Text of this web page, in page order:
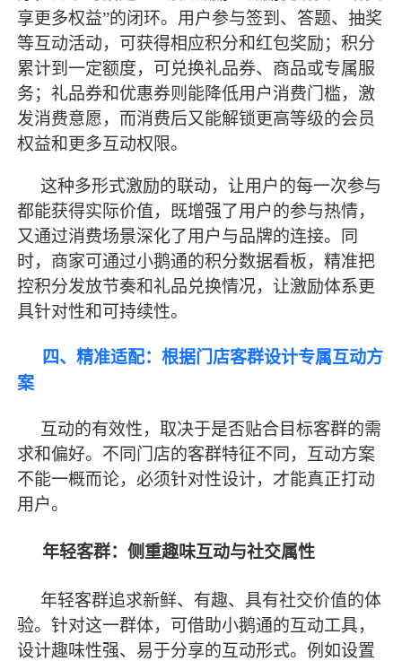
享更多权益”的闭环。用户参与签到、答题、抽奖
等互动活动，可获得相应积分和红包奖励；积分
累计到一定额度，可兑换礼品券、商品或专属服
务；礼品券和优惠券则能降低用户消费门槛，激
发消费意愿，而消费后又能解锁更高等级的会员
权益和更多互动权限。
这种多形式激励的联动，让用户的每一次参与
都能获得实际价值，既增强了用户的参与热情，
又通过消费场景深化了用户与品牌的连接。同
时，商家可通过小鹅通的积分数据看板，精准把
控积分发放节奏和礼品兑换情况，让激励体系更
具针对性和可持续性。
四、精准适配：根据门店客群设计专属互动方
案
互动的有效性，取决于是否贴合目标客群的需
求和偏好。不同门店的客群特征不同，互动方案
不能一概而论，必须针对性设计，才能真正打动
用户。
年轻客群：侧重趣味互动与社交属性
年轻客群追求新鲜、有趣、具有社交价值的体
验。针对这一群体，可借助小鹅通的互动工具，
设计趣味性强、易于分享的互动形式。例如设置